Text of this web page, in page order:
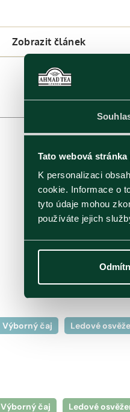
Tato webová
K personalizaci
cookie. Informace o
tyto údaje mohou
používáte jejich
Zobrazit článek
Výborný čaj Ledové
Výborný čaj Ledové